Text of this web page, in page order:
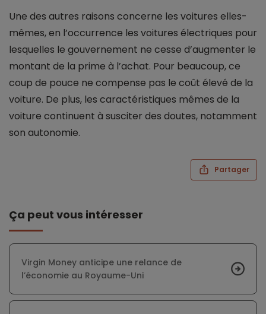
Une des autres raisons concerne les voitures elles-
mêmes, en l’occurrence les voitures électriques pour
lesquelles le gouvernement ne cesse d’augmenter le
montant de la prime à l’achat. Pour beaucoup, ce
coup de pouce ne compense pas le coût élevé de la
voiture. De plus, les caractéristiques mêmes de la
voiture continuent à susciter des doutes, notamment
son autonomie.
Partager
Ça peut vous intéresser
Virgin Money anticipe une relance de
l’économie au Royaume-Uni